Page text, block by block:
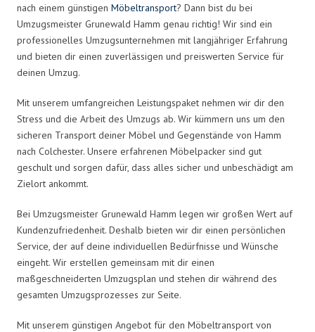
nach einem günstigen Möbeltransport? Dann bist du bei
Umzugsmeister Grunewald Hamm genau richtig! Wir sind ein
professionelles Umzugsunternehmen mit langjähriger Erfahrung
und bieten dir einen zuverlässigen und preiswerten Service für
deinen Umzug.
Mit unserem umfangreichen Leistungspaket nehmen wir dir den
Stress und die Arbeit des Umzugs ab. Wir kümmern uns um den
sicheren Transport deiner Möbel und Gegenstände von Hamm
nach Colchester. Unsere erfahrenen Möbelpacker sind gut
geschult und sorgen dafür, dass alles sicher und unbeschädigt am
Zielort ankommt.
Bei Umzugsmeister Grunewald Hamm legen wir großen Wert auf
Kundenzufriedenheit. Deshalb bieten wir dir einen persönlichen
Service, der auf deine individuellen Bedürfnisse und Wünsche
eingeht. Wir erstellen gemeinsam mit dir einen
maßgeschneiderten Umzugsplan und stehen dir während des
gesamten Umzugsprozesses zur Seite.
Mit unserem günstigen Angebot für den Möbeltransport von